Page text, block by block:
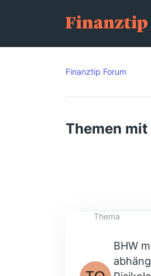
Finanztip Forum
Themen mit
Thema
BHW